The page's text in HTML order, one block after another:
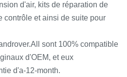
d'air, kits de réparation de
contrôle et ainsi de suite pour
sont 100% compatible
d'OEM, et eux
d'a-12-month.